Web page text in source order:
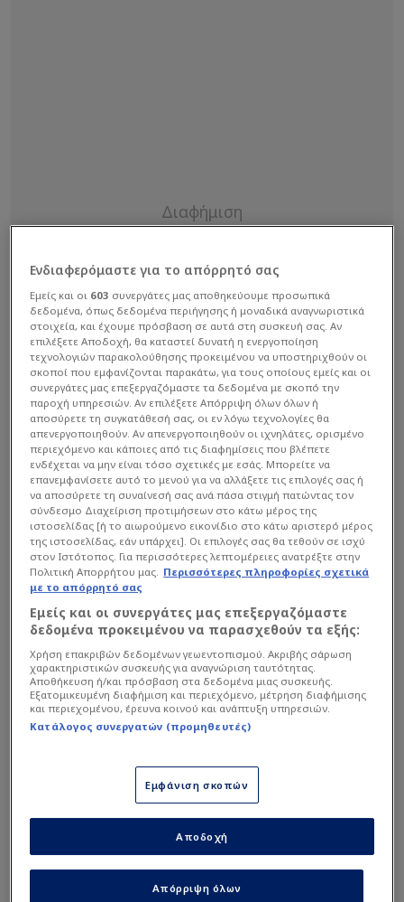
Παρά το γεγονός ότι το συμβόλαιο του 27χρονου
αμυντικού επεκτείνεται μέχρι το καλοκαίρι του
2029 –δεσμεύοντας τον ουσιαστικά για πολλά
χρόνια ακόμη στους «Μπλε»– ο ίδιος ο
ποδοσφαιριστής φαίνεται να έχει καταλήξει στο
συμπέρασμα πως η θητεία του στο Λονδίνο έχει
φτάσει στο «ταβάνι» της.
Σύμφωνα με πληροφορίες, ο Κουκουρέγια
ενημέρωσε τους ιθύνοντες της Τσέλσι για την
πρόκληση στην καριέρα του, θεωρώντας ότι ο
κύκλος του στην ομάδα έχει κλείσει οριστικά.
Ενδιαφερόμαστε για το απόρρητό σας
Εμείς και οι 603 συνεργάτες μας αποθηκεύουμε προσωπικά
δεδομένα, όπως δεδομένα περιήγησης ή μοναδικά αναγνωριστικά
στοιχεία, και έχουμε πρόσβαση σε αυτά στη συσκευή σας. Αν
επιλέξετε Αποδοχή, θα καταστεί δυνατή η ενεργοποίηση
τεχνολογιών παρακολούθησης προκειμένου να υποστηριχθούν οι
σκοποί που εμφανίζονται παρακάτω, για τους οποίους εμείς και οι
συνεργάτες μας επεξεργαζόμαστε τα δεδομένα με σκοπό την
παροχή υπηρεσιών. Αν επιλέξετε Απόρριψη όλων όλων ή
αποσύρετε τη συγκατάθεσή σας, οι εν λόγω τεχνολογίες θα
απενεργοποιηθούν. Αν απενεργοποιηθούν οι ιχνηλάτες, ορισμένο
περιεχόμενο και κάποιες από τις διαφημίσεις που βλέπετε
ενδέχεται να μην είναι τόσο σχετικές με εσάς. Μπορείτε να
επανεμφανίσετε αυτό το μενού για να αλλάξετε τις επιλογές σας ή
να αποσύρετε τη συναίνεσή σας ανά πάσα στιγμή πατώντας τον
σύνδεσμο Διαχείριση προτιμήσεων στο κάτω μέρος της
ιστοσελίδας [ή το αιωρούμενο εικονίδιο στο κάτω αριστερό μέρος
της ιστοσελίδας, εάν υπάρχει]. Οι επιλογές σας θα τεθούν σε ισχύ
στον Ιστότοπος. Για περισσότερες λεπτομέρειες ανατρέξτε στην
Πολιτική Απορρήτου μας. Περισσότερες πληροφορίες σχετικά
με το απόρρητό σας
Εμείς και οι συνεργάτες μας επεξεργαζόμαστε
δεδομένα προκειμένου να παρασχεθούν τα εξής:
Χρήση επακριβών δεδομένων γεωεντοπισμού. Ακριβής σάρωση
χαρακτηριστικών συσκευής για αναγνώριση ταυτότητας.
Αποθήκευση ή/και πρόσβαση στα δεδομένα μιας συσκευής.
Εξατομικευμένη διαφήμιση και περιεχόμενο, μέτρηση διαφήμισης
και περιεχομένου, έρευνα κοινού και ανάπτυξη υπηρεσιών.
Κατάλογος συνεργατών (προμηθευτές)
Εμφάνιση σκοπών
Απόρριψη όλων
Αποδοχή